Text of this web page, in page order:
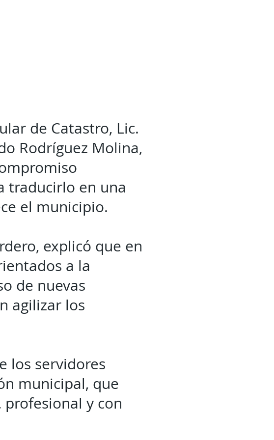
de Catastro, Lic.
Rodríguez Molina,
traducirlo en una
el municipio.
explicó que en
a la
de nuevas
agilizar los
los servidores
municipal, que
y con